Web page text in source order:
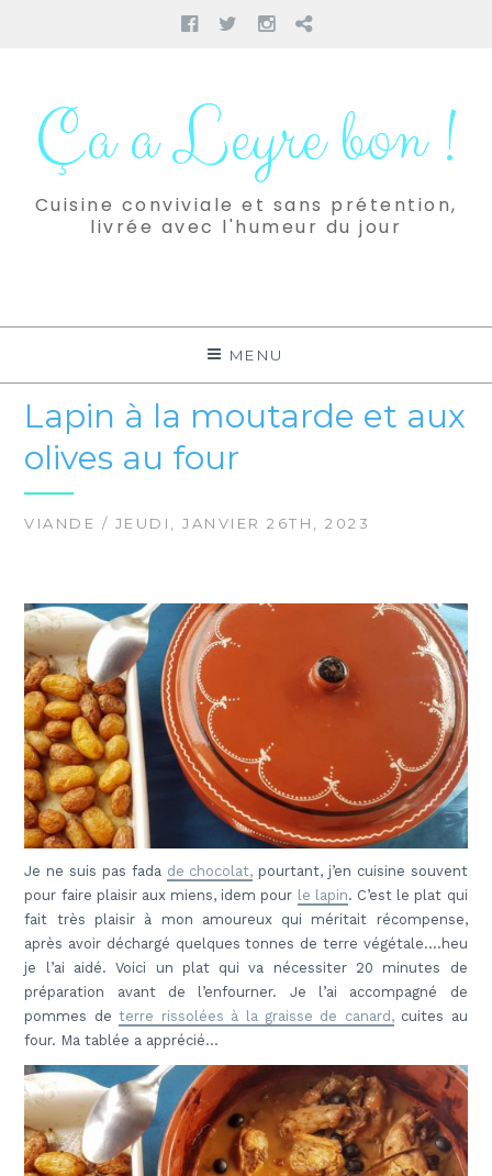
Facebook
TwitterInstagram
Pinterest
contenuÇa a Leyre bon !
Cuisine conviviale et sans prétention,
livrée avec l'humeur du jour
MENU
Lapin à la moutarde et aux
olives au four
VIANDE / JEUDI, JANVIER 26TH, 2023
Je ne suis pas fada de chocolat, pourtant, j’en cuisine souvent
pour faire plaisir aux miens, idem pour le lapin. C’est le plat qui
fait très plaisir à mon amoureux qui méritait récompense,
après avoir déchargé quelques tonnes de terre végétale….heu
je l’ai aidé. Voici un plat qui va nécessiter 20 minutes de
préparation avant de l’enfourner. Je l’ai accompagné de
pommes deterre rissolées à la graisse de canard,cuites au
four. Ma tablée a apprécié…